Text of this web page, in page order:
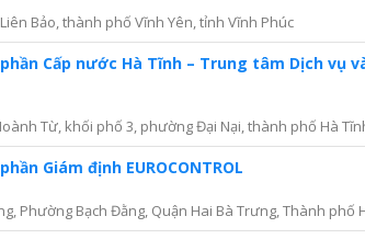
Bảo, thành phố Vĩnh Yên, tỉnh Vĩnh Phúc
Cấp nước Hà Tĩnh – Trung tâm Dịch vụ
Từ, khối phố 3, phường Đại Nại, thành phố Hà
Giám định EUROCONTROL
Phường Bạch Đằng, Quận Hai Bà Trưng, Thành phố